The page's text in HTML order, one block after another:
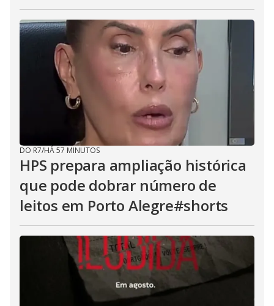
DO R7/HÁ 57 MINUTOS
HPS prepara ampliação histórica
que pode dobrar número de
leitos em Porto Alegre#shorts